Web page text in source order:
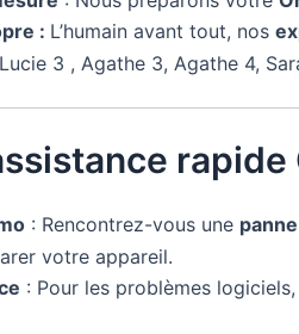
: L’humain avant tout, nos
Lucie 3 , Agathe 3, Agathe 4,
rapide
: Rencontrez-vous une
votre appareil.
: Pour les problèmes